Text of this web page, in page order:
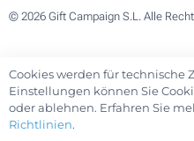
© 2026 Gift Campaign S.L. Alle
Cookies werden für technische
Einstellungen können Sie
oder ablehnen. Erfahren Sie
Richtlinien.